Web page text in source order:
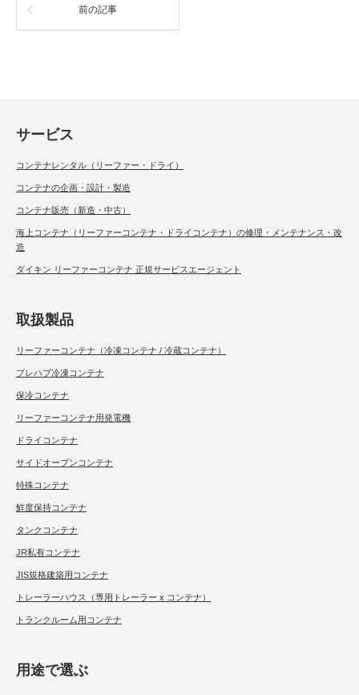
前の記事
サービス
コンテナレンタル（リーファー・ドライ）
コンテナの企画・設計・製造
コンテナ販売（新造・中古）
海上コンテナ（リーファーコンテナ・ドライコンテナ）の修理・メンテナンス・改
造
ダイキン リーファーコンテナ 正規サービスエージェント
取扱製品
リーファーコンテナ（冷凍コンテナ / 冷蔵コンテナ）
プレハブ冷凍コンテナ
保冷コンテナ
リーファーコンテナ用発電機
ドライコンテナ
サイドオープンコンテナ
特殊コンテナ
鮮度保持コンテナ
タンクコンテナ
JR私有コンテナ
JIS規格建築用コンテナ
トレーラーハウス（専用トレーラー x コンテナ）
トランクルーム用コンテナ
用途で選ぶ